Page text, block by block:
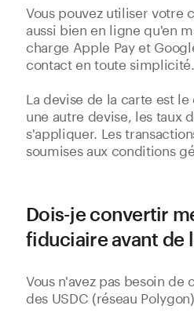
Vous pouvez utiliser votre
aussi bien en ligne qu'en
charge Apple Pay et
contact en toute simplicité.
La devise de la carte est
une autre devise, les taux
s'appliquer. Les
soumises aux conditions
Dois-je convertir
fiduciaire avant de
Vous n'avez pas besoin
des USDC (réseau